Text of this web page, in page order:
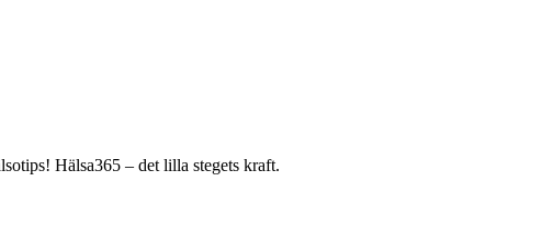
Hälsa365 – det lilla stegets kraft.